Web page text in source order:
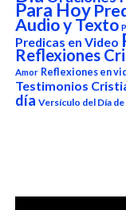
Para Hoy
Audio y Texto
Predicas en Video
Reflexiones
Amor Reflexiones en
Testimonios
día Versículo del Día
Reproductor